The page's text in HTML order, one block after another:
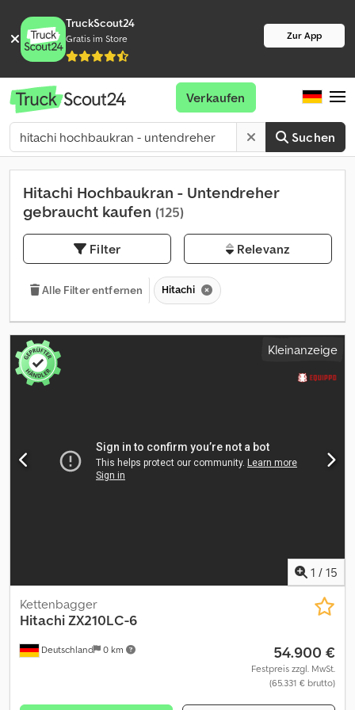
TruckScout24
Gratis im Store Zur App
Suchen
Verkaufen
Hitachi Hochbaukran - Untendreher
gebraucht kaufen (125)
Filter Relevanz
Alle Filter entfernen Hitachi
Kleinanzeige
1 / 15
Deutschland 0 km
Kettenbagger
HitachiZX210LC-6
54.900 €
Festpreis zzgl. MwSt.
(65.331 € brutto)